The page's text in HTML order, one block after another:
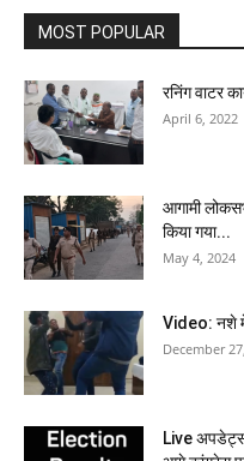
MOST POPULAR
रनिंग वाटर
April 6, 2022
आगामी
किया गया...
May 4, 2024
Video: नशे में
December
Live अपडेट्स: